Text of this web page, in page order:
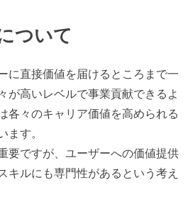
ついて
に直接価値を届けるところまで一
が高いレベルで事業貢献できるよ
各々のキャリア価値を高められる
す。
要ですが、ユーザーへの価値提供
キルにも専門性があるという考え